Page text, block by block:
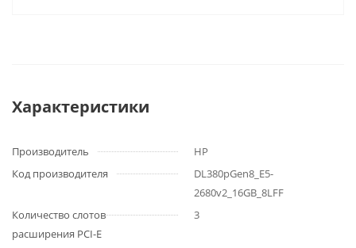
Характеристики
Производитель
HP
Код производителя
DL380pGen8_E5-
2680v2_16GB_8LFF
Количество слотов
расширения PCI-E
3